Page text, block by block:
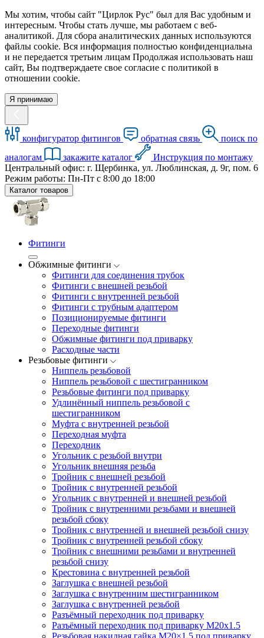
Мы хотим, чтобы сайт "Цирлок Рус" был для Вас удобным и
интересным. Чтобы стать лучше, мы работаем с веб-
аналитикой. Для сбора аналитических данных используются
файлы cookie. Вся информация полностью конфиденциальна
и не передается третьим лицам Продолжая использовать наш
сайт, Вы подтверждаете свое согласие с политикой в
отношении cookie.
Я принимаю
конфигуратор фитингов обратная связь
поиск по
аналогам
закажите каталог
Инструкция по монтажу
Центральный офис: г. Щербинка, ул. Люблинская, д. 9г, пом. 6
Режим работы: Пн-Пт с 8:00 до 18:00
Каталог товаров
Фитинги
Обжимные фитинги
Фитинги для соединения трубок
Фитинги с внешней резьбой
Фитинги с внутренней резьбой
Фитинги с трубным адаптером
Позиционируемые фитинги
Переходные фитинги
Обжимные фитинги под приварку
Расходные части
Резьбовые фитинги
Ниппель резьбовой
Ниппель резьбовой с шестигранником
Резьбовые фитинги под приварку
Удлинённый ниппель резьбовой с
шестигранником
Муфта с внутренней резьбой
Переходная муфта
Переходник
Угольник с резьбой внутри
Угольник внешняя резьба
Тройник с внешней резьбой
Тройник с внутренней резьбой
Угольник с внутренней и внешней резьбой
Тройник с внутренними резьбами и внешней
резьбой сбоку
Тройник с внутренней и внешней резьбой снизу
Тройник с внутренней резьбой сбоку
Тройник с внешними резьбами и внутренней
резьбой снизу
Крестовина с внутренней резьбой
Заглушка с внешней резьбой
Заглушка с внутренним шестигранником
Заглушка с внутренней резьбой
Разъёмный переходник под приварку
Разъёмный переходник под приварку М20х1.5
Резьбовая накидная гайка M20×1,5 под приварку